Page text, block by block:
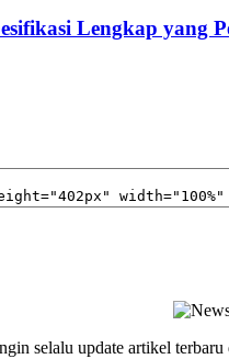
Lengkap yang
selalu update artikel